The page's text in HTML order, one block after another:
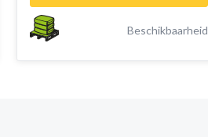
Beschikbaarheid